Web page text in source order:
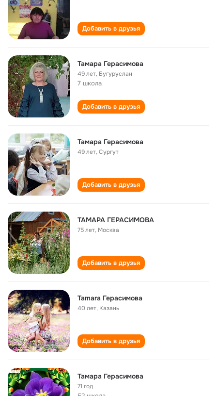
Добавить в друзья
Тамара Герасимова
49 лет, Бугуруслан
7 школа
Добавить в друзья
Тамара Герасимова
49 лет,Сургут
Добавить в друзья
ТАМАРА ГЕРАСИМОВА
75 лет, Москва
Добавить в друзья
Tamara Герасимова
40 лет, Казань
Добавить в друзья
Тамара Герасимова
71 год